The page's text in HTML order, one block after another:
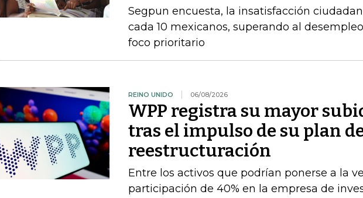
Segpun encuesta, la insatisfacción
cada 10 mexicanos, superando al
foco prioritario
REINO UNIDO 06/08/2026
WPP registra su mayor
tras el impulso de su plan
reestructuración
Entre los activos que podrían ponerse a la
participación de 40% en la empresa de